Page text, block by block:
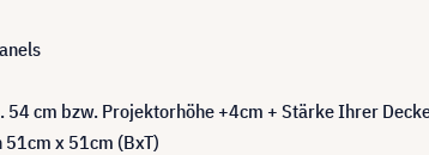
54 cm bzw. Projektorhöhe +4cm + Stärke Ihrer
x 51cm (BxT)